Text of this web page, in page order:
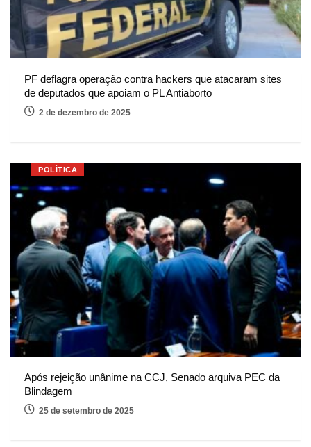
PF deflagra operação contra hackers que atacaram sites
de deputados que apoiam o PL Antiaborto
2 de dezembro de 2025
POLÍTICA
Após rejeição unânime na CCJ, Senado arquiva PEC da
Blindagem
25 de setembro de 2025